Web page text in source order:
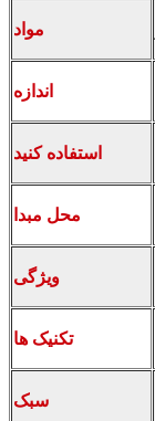
مواد
اندازه
استفاده کنید
محل مبدا
ویژگی
تکنیک ها
سبک